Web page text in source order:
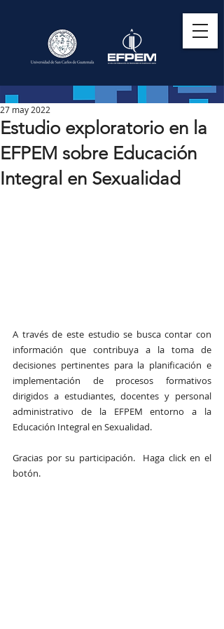
Estudio exploratorio en la
EFPEM sobre Educación
Integral en Sexualidad
27 may 2022
A través de este estudio se busca contar con
información que contribuya a la toma de
decisiones pertinentes para la planificación e
implementación de procesos formativos
dirigidos a estudiantes, docentes y personal
administrativo de la EFPEM entorno a la
Educación Integral en Sexualidad.
Gracias por su participación.  Haga click en el
botón.